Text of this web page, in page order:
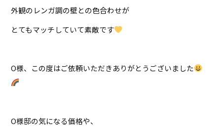
外観のレンガ調の壁との色合わせが
とてもマッチしていて素敵です
O様、この度はご依頼いただきありがとうございました
O様邸の気になる価格や、